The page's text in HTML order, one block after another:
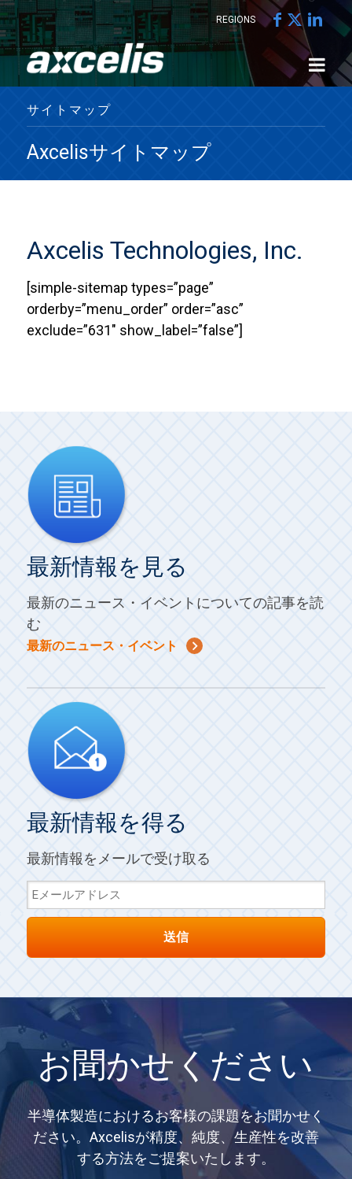
REGIONS
サイトマップ
Axcelisサイトマップ
Axcelis Technologies, Inc.
[simple-sitemap types=”page”
orderby=”menu_order” order=”asc”
exclude=”631″ show_label=”false”]
最新情報を見る
最新のニュース・イベントについての記事を読
む
最新のニュース・イベント
最新情報を得る
最新情報をメールで受け取る
お聞かせください
半導体製造におけるお客様の課題をお聞かせく
ださい。Axcelisが精度、純度、生産性を改善
する方法をご提案いたします。